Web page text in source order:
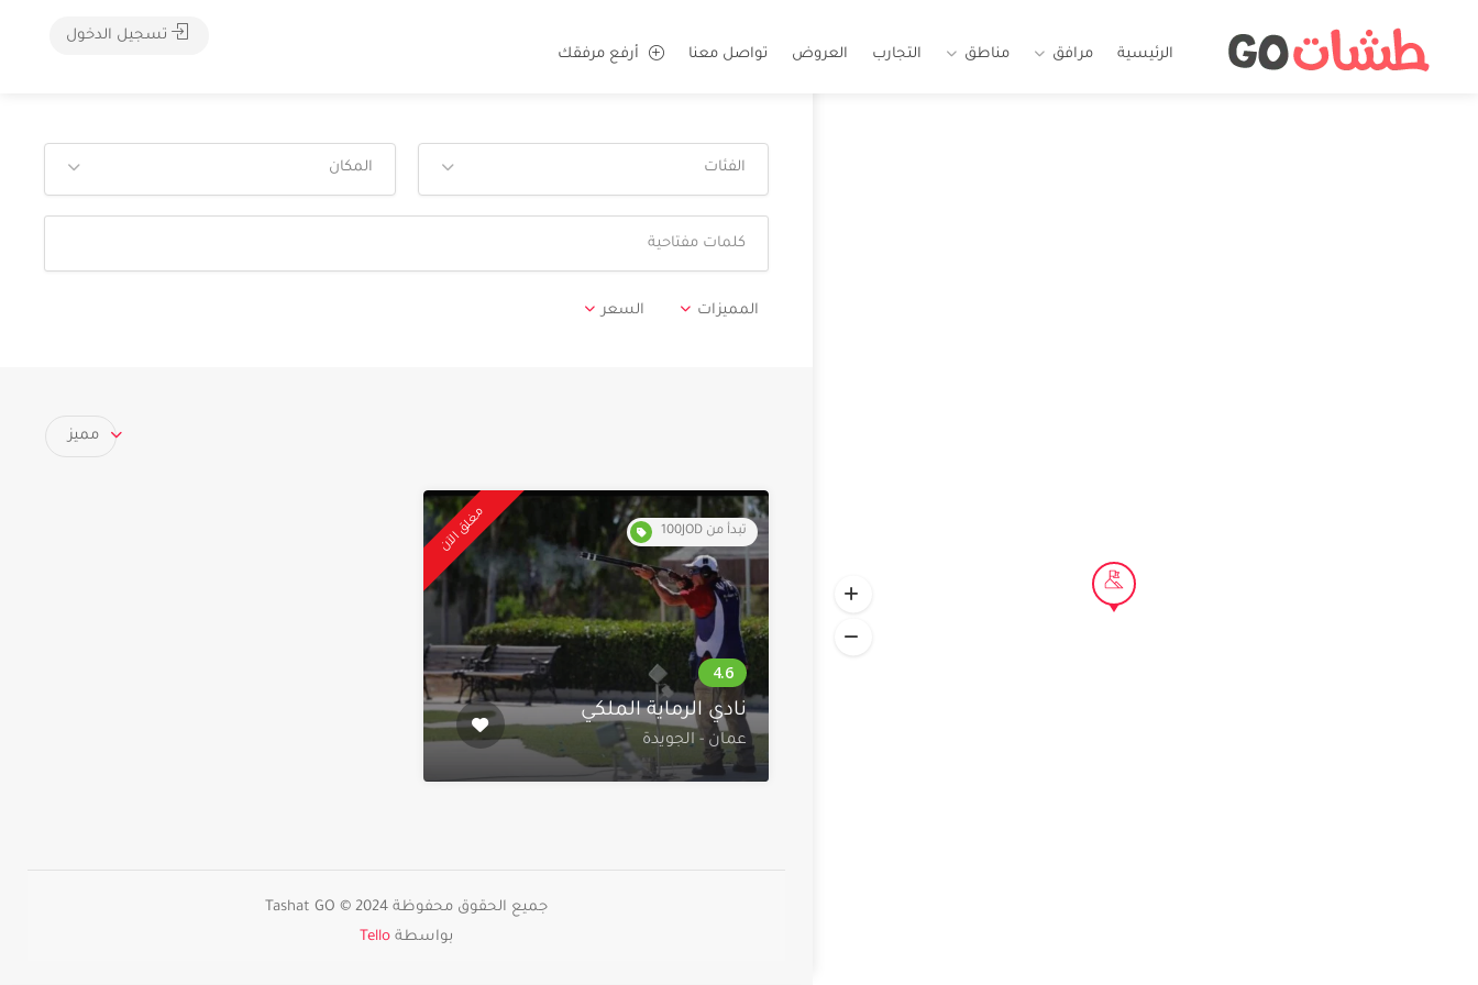
الرئيسية مرافق مناطق التجارب العروض تواصل معنا أرفع مرفقك
تسجيل الدخول
الفئات المكان
المميزات السعر
مميز
تبدأ من 100JOD مغلق الآن
نادي الرماية الملكي
عمان - الجويدة
جميع الحقوق محفوظة 2024 © Tashat GO
بواسطة Tello